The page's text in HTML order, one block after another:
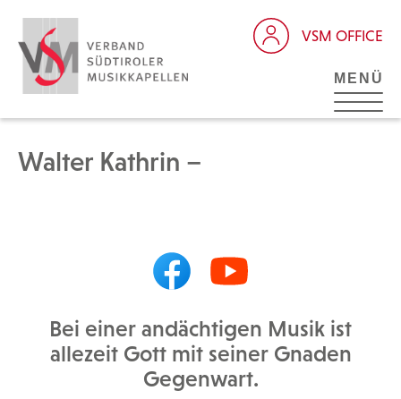
VSM OFFICE
MENÜ
Walter Kathrin –
Bei einer andächtigen Musik ist
allezeit Gott mit seiner Gnaden
Gegenwart.